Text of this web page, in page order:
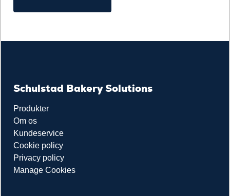
Schulstad Bakery Solutions
Produkter
Om os
Kundeservice
Cookie policy
Privacy policy
Manage Cookies